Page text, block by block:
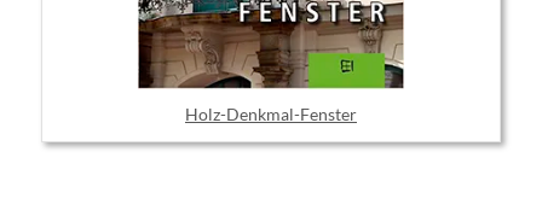
Holz-Denkmal-Fenster